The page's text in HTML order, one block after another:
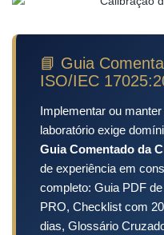
📘 Guia
ISO/IEC
Implementar ou
laboratório exige
Guia Comentado da
de experiência em
completo: Guia PDF
PRO, Checklist com
dias, Glossário